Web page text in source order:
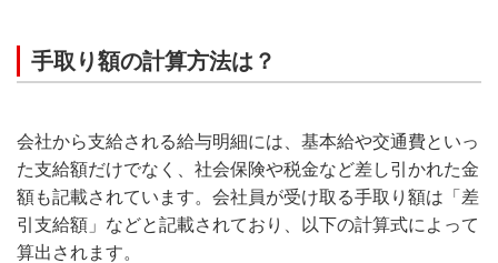
手取り額の計算方法は？
会社から支給される給与明細には、基本給や交通費といっ
た支給額だけでなく、社会保険や税金など差し引かれた金
額も記載されています。会社員が受け取る手取り額は「差
引支給額」などと記載されており、以下の計算式によって
算出されます。